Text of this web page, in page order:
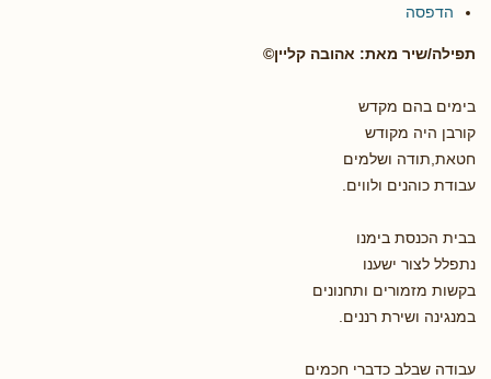
הדפסה
תפילה/שיר מאת: אהובה קליין©
בימים בהם מקדש
קורבן היה מקודש
חטאת,תודה ושלמים
עבודת כוהנים ולווים.
בבית הכנסת בימנו
נתפלל לצור ישענו
בקשות מזמורים ותחנונים
במנגינה ושירת רננים.
עבודה שבלב כדברי חכמים